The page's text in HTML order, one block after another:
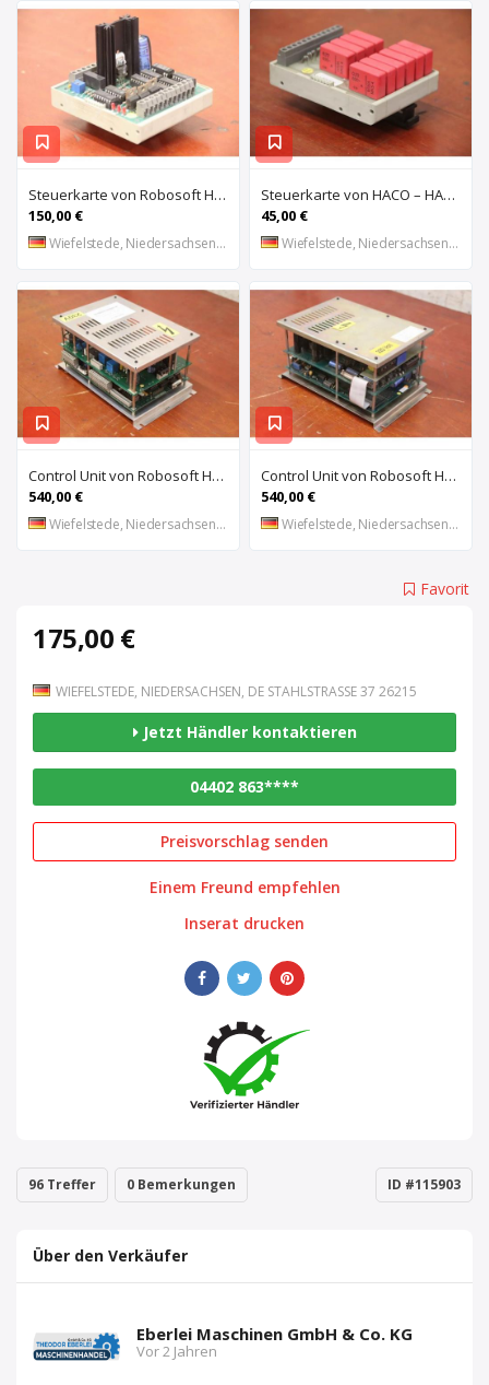
Steuerkarte von Robosoft HACO – HACC 013 PPES 30135
150,00 €
Wiefelstede, Niedersachsen, DE
Steuerkarte von HACO – HACE 032 PPES 30135
45,00 €
Wiefelstede, Niedersachsen, DE
Control Unit von Robosoft HACO – 411-1153 PPES 30135
540,00 €
Wiefelstede, Niedersachsen, DE
Control Unit von Robosoft HACO – 411-1084 / 412-0112 / 412-0094 PPES 30135
540,00 €
Wiefelstede, Niedersachsen, DE
Favorit
175,00 €
WIEFELSTEDE, NIEDERSACHSEN, DE STAHLSTRASSE 37 26215
Jetzt Händler kontaktieren
04402 863****
Preisvorschlag senden
Einem Freund empfehlen
Inserat drucken
96 Treffer 0 Bemerkungen ID #115903
Über den Verkäufer
Eberlei Maschinen GmbH & Co. KG
Vor 2 Jahren